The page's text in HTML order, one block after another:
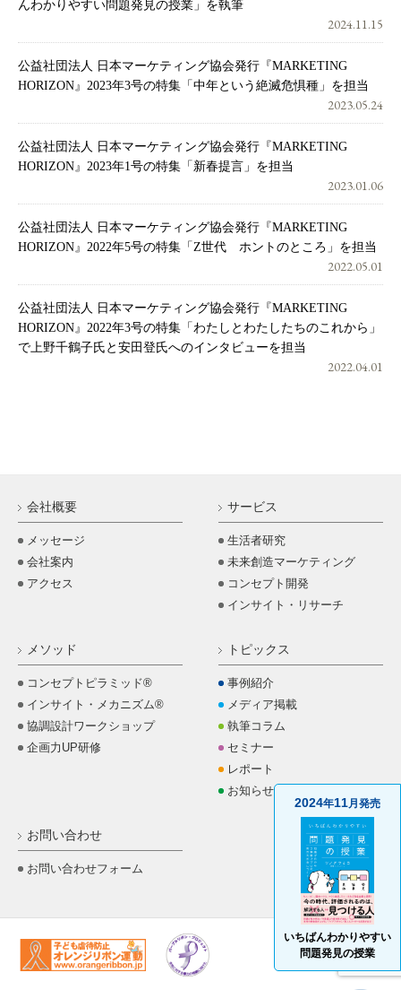
2024年11月発売
いちばんわかりやすい
問題発見の授業
んわかりやすい問題発見の授業」を執筆
2024.11.15
公益社団法人 日本マーケティング協会発行『MARKETING
HORIZON』2023年3号の特集「中年という絶滅危惧種」を担当
2023.05.24
公益社団法人 日本マーケティング協会発行『MARKETING
HORIZON』2023年1号の特集「新春提言」を担当
2023.01.06
公益社団法人 日本マーケティング協会発行『MARKETING
HORIZON』2022年5号の特集「Z世代 ホントのところ」を担当
2022.05.01
公益社団法人 日本マーケティング協会発行『MARKETING
HORIZON』2022年3号の特集「わたしとわたしたちのこれから」
で上野千鶴子氏と安田登氏へのインタビューを担当
2022.04.01
会社概要
メッセージ
会社案内
アクセス
サービス
生活者研究
未来創造マーケティング
コンセプト開発
インサイト・リサーチ
メソッド
コンセプトピラミッド®
インサイト・メカニズム®
協調設計ワークショップ
企画力UP研修
トピックス
事例紹介
メディア掲載
執筆コラム
セミナー
レポート
お知らせ
お問い合わせ
お問い合わせフォーム